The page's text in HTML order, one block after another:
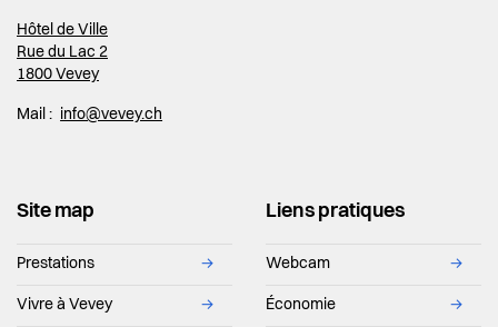
Hôtel de Ville
Rue du Lac 2
1800 Vevey
Mail : info@vevey.ch
Site map
Prestations →
Vivre à Vevey →
Liens pratiques
Webcam →
Économie →